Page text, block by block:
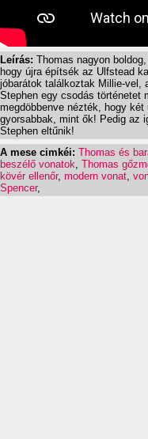
Leírás: Thomas nagyon
hogy újra építsék az Ulfstead
jóbarátok találkoztak Millie-vel,
Stephen egy csodás történetet
megdöbbenve nézték, hogy
gyorsabbak, mint ők! Pedig az
Stephen eltűnik!
A mese cimkéi: Thomas és
beszélő vonatok Thomas
kövér ellenőr, modern vonat
Spencer,